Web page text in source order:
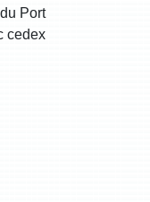
Port
cedex